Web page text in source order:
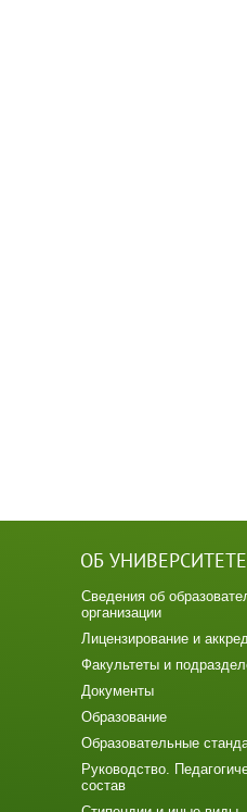
ОБ УНИВЕРСИТЕТЕ
Сведения об
организации
Лицензирование и
Факультеты и
Документы
Образование
Образовательные
Руководство.
состав